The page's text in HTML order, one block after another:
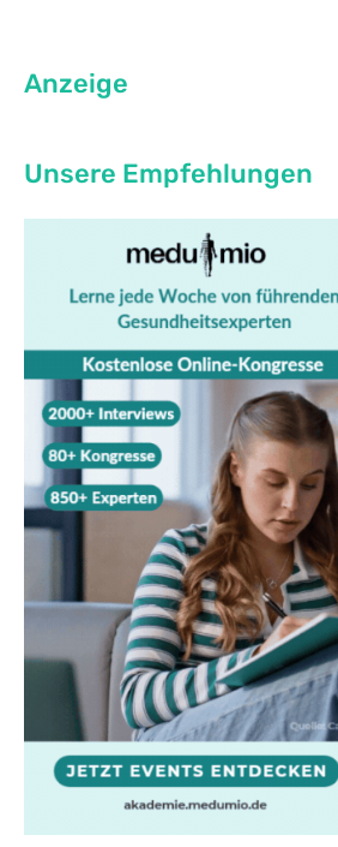
Anzeige
Unsere Empfehlungen